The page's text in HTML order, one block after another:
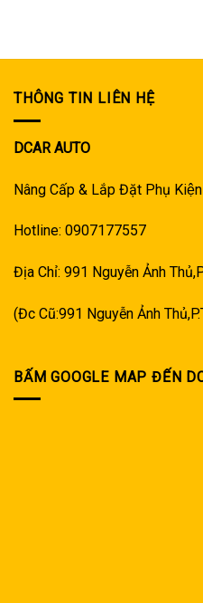
THÔNG TIN LIÊN HỆ
DCAR AUTO
Nâng Cấp & Lắp Đặt Phụ
Hotline: 0907177557
Địa Chỉ: 991 Nguyễn Ảnh
(Đc Cũ:991 Nguyễn Ảnh
BẤM GOOGLE MAP ĐẾN